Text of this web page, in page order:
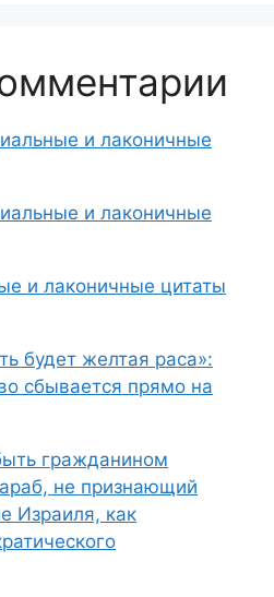
и лаконичные
и лаконичные
и лаконичные цитаты
будет желтая раса»:
сбывается прямо на
гражданином
не признающий
Израиля, как